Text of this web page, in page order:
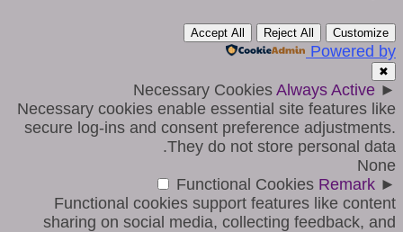
Customize
Reject All
Accept All
Powered by
✖
►
Necessary Cookies Always Active
Necessary cookies enable essential site features like
secure log-ins and consent preference adjustments.
They do not store personal data.
None
►
Functional Cookies Remark
Functional cookies support features like content
sharing on social media, collecting feedback, and